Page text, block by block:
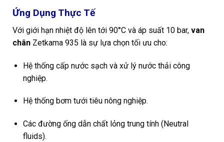
Ứng Dụng Thực Tế
Với giới hạn nhiệt độ lên tới 90°C và áp suất 10 bar, van
chân Zetkama 935 là sự lựa chọn tối ưu cho:
Hệ thống cấp nước sạch và xử lý nước thải công
nghiệp.
Hệ thống bơm tưới tiêu nông nghiệp.
Các đường ống dẫn chất lỏng trung tính (Neutral
fluids).